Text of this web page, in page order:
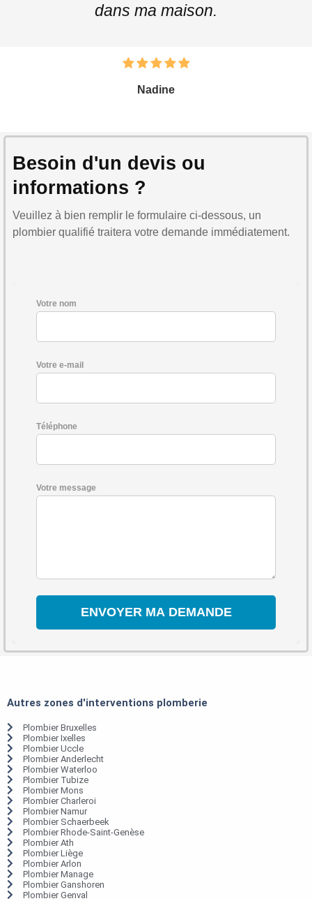
dans ma maison.
Nadine
Besoin d'un devis ou
informations ?
Veuillez à bien remplir le formulaire ci-dessous, un
plombier qualifié traitera votre demande immédiatement.
Votre nom
Votre e-mail
Téléphone
Votre message
Autres zones d'interventions plomberie
Plombier Bruxelles
Plombier Ixelles
Plombier Uccle
Plombier Anderlecht
Plombier Waterloo
Plombier Tubize
Plombier Mons
Plombier Charleroi
Plombier Namur
Plombier Schaerbeek
Plombier Rhode-Saint-Genèse
Plombier Ath
Plombier Liège
Plombier Arlon
Plombier Manage
Plombier Ganshoren
Plombier Genval